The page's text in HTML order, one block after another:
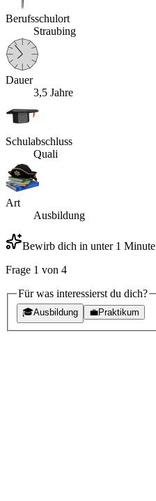
Berufsschulort
Straubing
Dauer
3,5 Jahre
Schulabschluss
Quali
Art
Ausbildung
Bewirb dich in unter 1 Minute
Frage 1 von 4
Für was interessierst du dich?
🎓Ausbildung 💼Praktikum